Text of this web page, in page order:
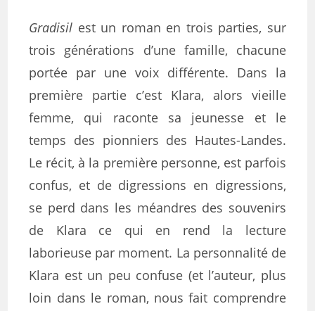
Gradisil est un roman en trois parties, sur
trois générations d’une famille, chacune
portée par une voix différente. Dans la
première partie c’est Klara, alors vieille
femme, qui raconte sa jeunesse et le
temps des pionniers des Hautes-Landes.
Le récit, à la première personne, est parfois
confus, et de digressions en digressions,
se perd dans les méandres des souvenirs
de Klara ce qui en rend la lecture
laborieuse par moment. La personnalité de
Klara est un peu confuse (et l’auteur, plus
loin dans le roman, nous fait comprendre